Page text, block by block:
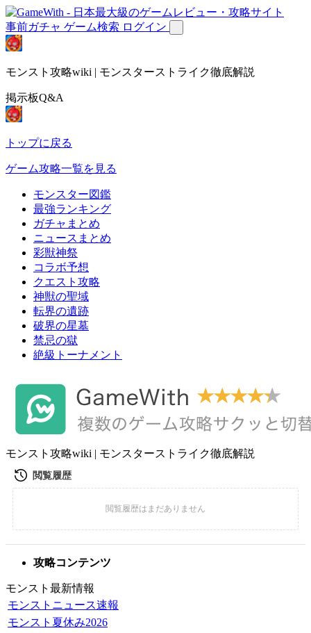
事前ガチャ ゲーム検索 ログイン
モンスト攻略wiki | モンスターストライク徹底解説
掲示板Q&A
トップに戻る
ゲーム攻略一覧を見る
モンスター図鑑
最強ランキング
ガチャまとめ
ニュースまとめ
彩獣神祭
コラボ予想
クエスト攻略
神獣の聖域
転界の遺跡
破界の星墓
禁忌の獄
絶級トーナメント
モンスト攻略wiki | モンスターストライク徹底解説
攻略コンテンツ
モンスト最新情報
モンストニュース速報
モンスト夏休み2026